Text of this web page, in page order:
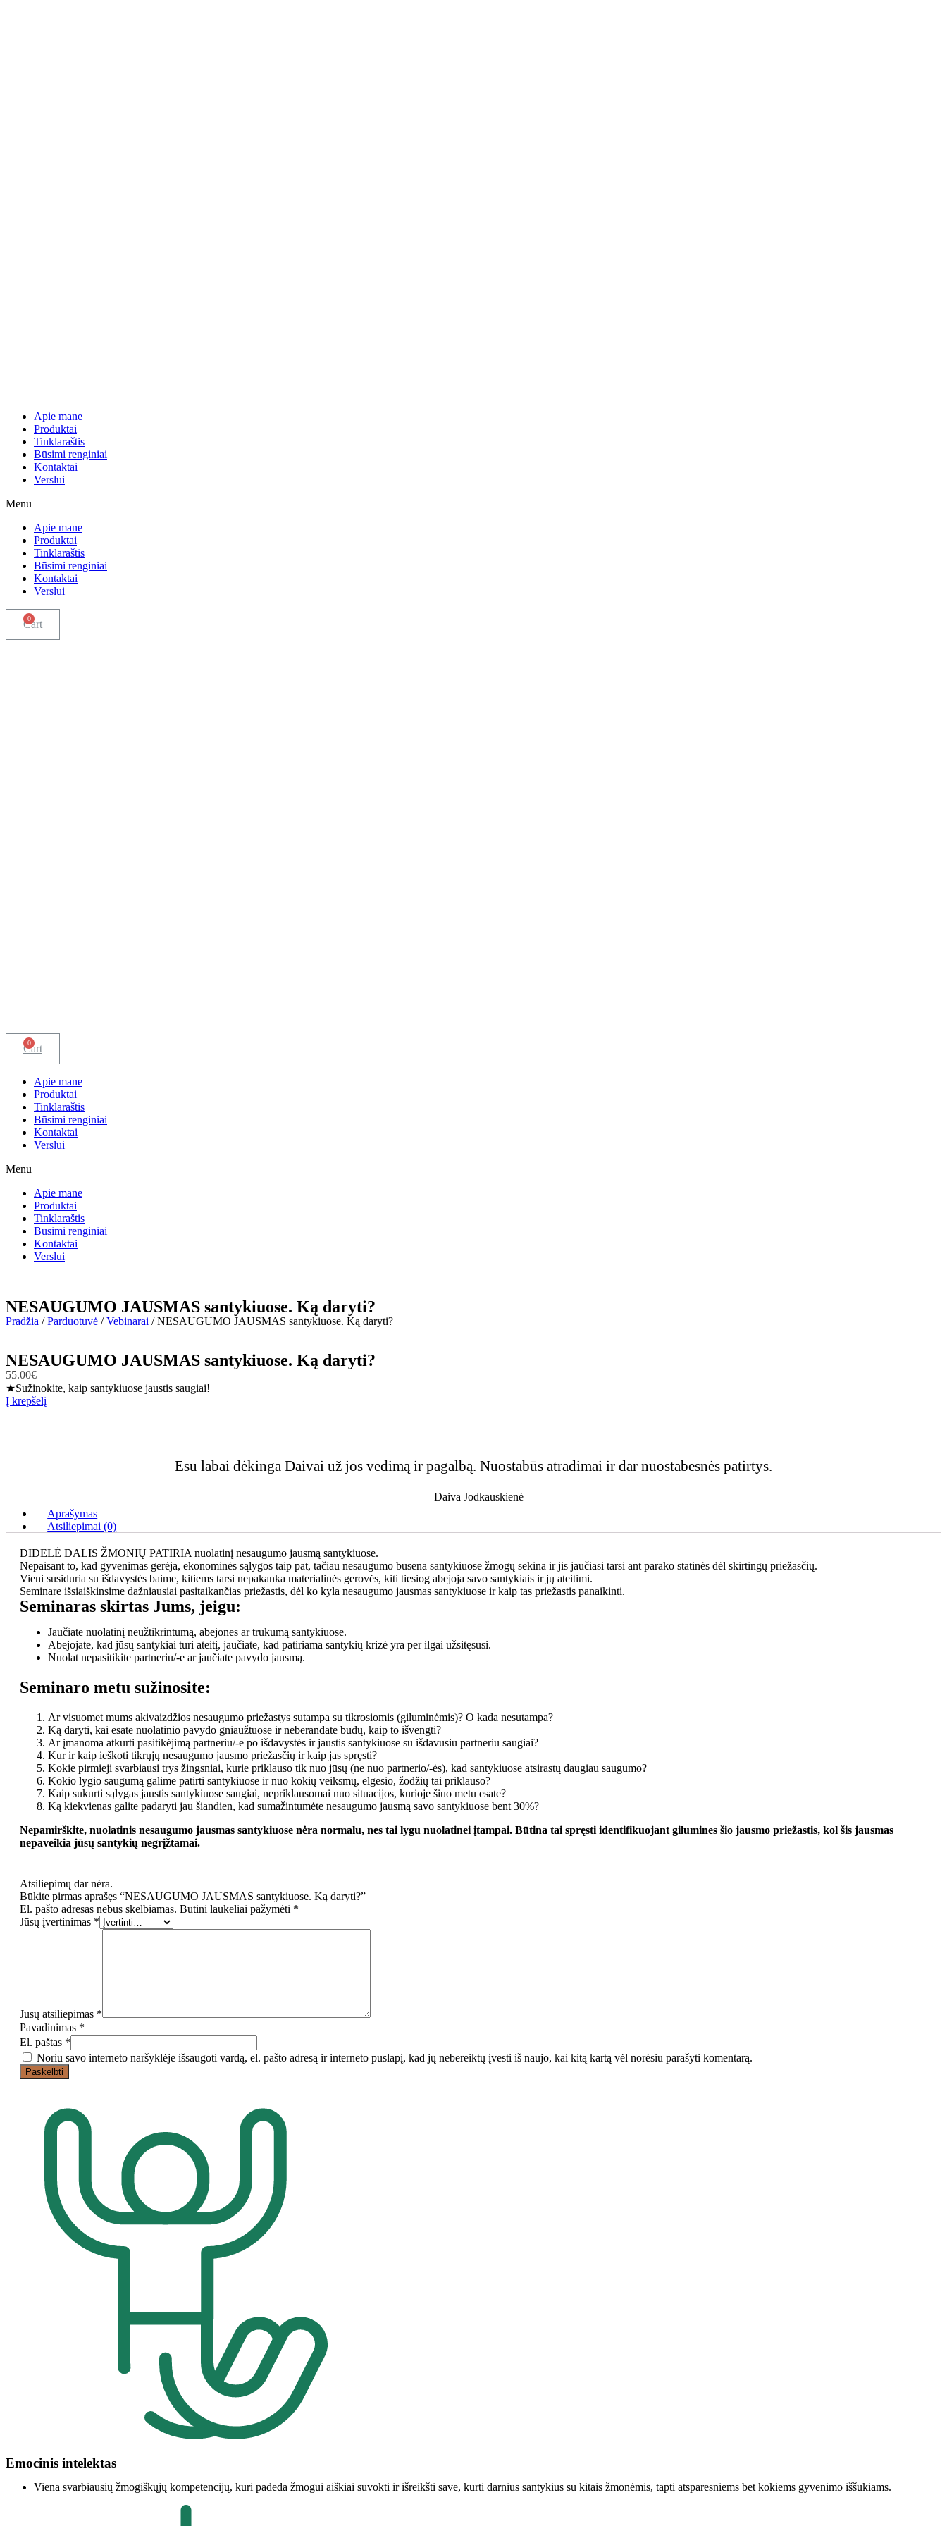
Apie mane
Produktai
Tinklaraštis
Būsimi renginiai
Kontaktai
Verslui
Menu
Apie mane
Produktai
Tinklaraštis
Būsimi renginiai
Kontaktai
Verslui
0
Cart
0
Cart
Apie mane
Produktai
Tinklaraštis
Būsimi renginiai
Kontaktai
Verslui
Menu
Apie mane
Produktai
Tinklaraštis
Būsimi renginiai
Kontaktai
Verslui
NESAUGUMO JAUSMAS santykiuose. Ką daryti?
Pradžia /Parduotuvė /Vebinarai / NESAUGUMO JAUSMAS santykiuose. Ką daryti?
NESAUGUMO JAUSMAS santykiuose. Ką daryti?
55.00€
★Sužinokite, kaip santykiuose jaustis saugiai!
Į krepšelį
Esu labai dėkinga Daivai už jos vedimą ir pagalbą. Nuostabūs atradimai ir dar nuostabesnės patirtys.
Daiva Jodkauskienė
Aprašymas
Atsiliepimai (0)
DIDELĖ DALIS ŽMONIŲ PATIRIA nuolatinį nesaugumo jausmą santykiuose.
Nepaisant to, kad gyvenimas gerėja, ekonominės sąlygos taip pat, tačiau nesaugumo būsena santykiuose žmogų sekina ir jis jaučiasi tarsi ant parako statinės dėl skirtingų priežasčių.
Vieni susiduria su išdavystės baime, kitiems tarsi nepakanka materialinės gerovės, kiti tiesiog abejoja savo santykiais ir jų ateitimi.
Seminare išsiaiškinsime dažniausiai pasitaikančias priežastis, dėl ko kyla nesaugumo jausmas santykiuose ir kaip tas priežastis panaikinti.
Seminaras skirtas Jums, jeigu:
Jaučiate nuolatinį neužtikrintumą, abejones ar trūkumą santykiuose.
Abejojate, kad jūsų santykiai turi ateitį, jaučiate, kad patiriama santykių krizė yra per ilgai užsitęsusi.
Nuolat nepasitikite partneriu/-e ar jaučiate pavydo jausmą.
Seminaro metu sužinosite:
Ar visuomet mums akivaizdžios nesaugumo priežastys sutampa su tikrosiomis (giluminėmis)? O kada nesutampa?
Ką daryti, kai esate nuolatinio pavydo gniaužtuose ir neberandate būdų, kaip to išvengti?
Ar įmanoma atkurti pasitikėjimą partneriu/-e po išdavystės ir jaustis santykiuose su išdavusiu partneriu saugiai?
Kur ir kaip ieškoti tikrųjų nesaugumo jausmo priežasčių ir kaip jas spręsti?
Kokie pirmieji svarbiausi trys žingsniai, kurie priklauso tik nuo jūsų (ne nuo partnerio/-ės), kad santykiuose atsirastų daugiau saugumo?
Kokio lygio saugumą galime patirti santykiuose ir nuo kokių veiksmų, elgesio, žodžių tai priklauso?
Kaip sukurti sąlygas jaustis santykiuose saugiai, nepriklausomai nuo situacijos, kurioje šiuo metu esate?
Ką kiekvienas galite padaryti jau šiandien, kad sumažintumėte nesaugumo jausmą savo santykiuose bent 30%?
Nepamirškite, nuolatinis nesaugumo jausmas santykiuose nėra normalu, nes tai lygu nuolatinei įtampai. Būtina tai spręsti identifikuojant gilumines šio jausmo priežastis, kol šis jausmas
nepaveikia jūsų santykių negrįžtamai.
Atsiliepimų dar nėra.
Būkite pirmas aprašęs “NESAUGUMO JAUSMAS santykiuose. Ką daryti?”
El. pašto adresas nebus skelbiamas. Būtini laukeliai pažymėti *
Jūsų įvertinimas *
Jūsų atsiliepimas *
Pavadinimas *
El. paštas *
Noriu savo interneto naršyklėje išsaugoti vardą, el. pašto adresą ir interneto puslapį, kad jų nebereiktų įvesti iš naujo, kai kitą kartą vėl norėsiu parašyti komentarą.
Emocinis intelektas
Viena svarbiausių žmogiškųjų kompetencijų, kuri padeda žmogui aiškiai suvokti ir išreikšti save, kurti darnius santykius su kitais žmonėmis, tapti atsparesniems bet kokiems gyvenimo iššūkiams.